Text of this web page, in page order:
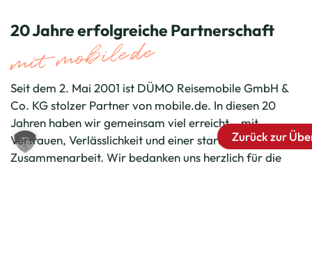
Zurück zur
20 Jahre erfolgreiche Partnerschaft
mit mobile.de
Seit dem 2. Mai 2001 ist DÜMO Reisemobile GmbH &
Co. KG stolzer Partner von mobile.de. In diesen 20
Jahren haben wir gemeinsam viel erreicht – mit
Vertrauen, Verlässlichkeit und einer starken
Zusammenarbeit. Wir bedanken uns herzlich für die